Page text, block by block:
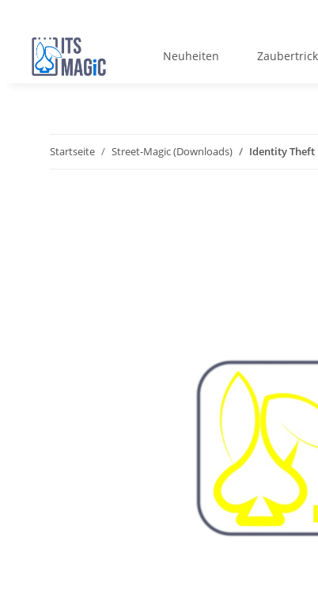
Neuheiten
Startseite Street-Magic (Downloads) Identity Theft